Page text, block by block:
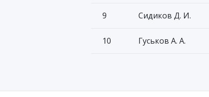
9 Сидиков Д. И.
10 Гуськов А. А.